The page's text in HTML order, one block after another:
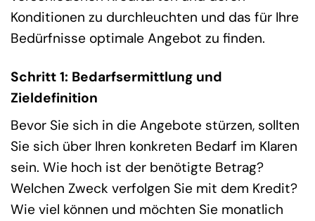
Konditionen zu durchleuchten und das für Ihre
Bedürfnisse optimale Angebot zu finden.
Schritt 1: Bedarfsermittlung und
Zieldefinition
Bevor Sie sich in die Angebote stürzen, sollten
Sie sich über Ihren konkreten Bedarf im Klaren
sein. Wie hoch ist der benötigte Betrag?
Welchen Zweck verfolgen Sie mit dem Kredit?
Wie viel können und möchten Sie monatlich